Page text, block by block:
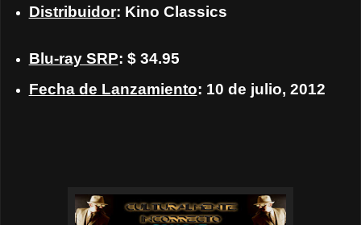
Distribuidor: Kino Classics
Blu-ray SRP: $ 34.95
Fecha de Lanzamiento: 10 de julio, 2012